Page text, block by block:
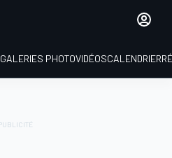
GALERIES PHOTOVIDÉOSCALENDRIER